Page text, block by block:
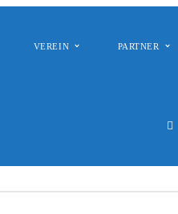
VEREIN PARTNER